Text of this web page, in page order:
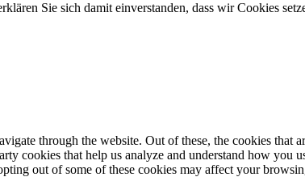
Sie sich damit einverstanden, dass wir Cookies
through the website. Out of these, the cookies that
cookies that help us analyze and understand how
out of some of these cookies may affect your